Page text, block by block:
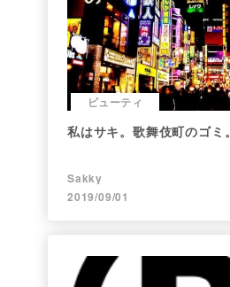
ビューティ
私はサキ。歌舞伎町のゴミ。
Sakky
2019/09/01